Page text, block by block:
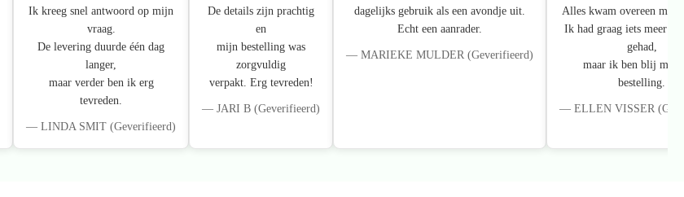
Ik kreeg snel antwoord op mijn
vraag.
De levering duurde één dag
langer,
maar verder ben ik erg
tevreden.
— LINDA SMIT (Geverifieerd)
De details zijn prachtig
en
mijn bestelling was
zorgvuldig
verpakt. Erg tevreden!
— JARI B (Geverifieerd)
dagelijks gebruik als een avondje uit.
Echt een aanrader.
— MARIEKE MULDER (Geverifieerd)
Alles kwam overeen met
Ik had graag iets meer
gehad,
maar ik ben blij met
bestelling.
— ELLEN VISSER